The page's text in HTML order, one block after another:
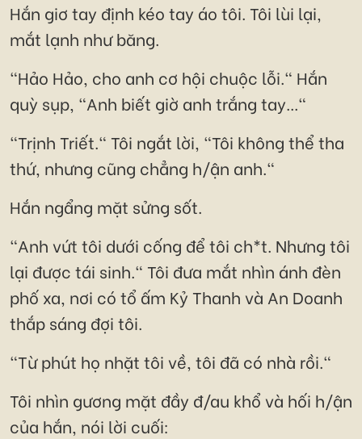
Hắn giơ tay định kéo tay áo tôi. Tôi lùi lại,
mắt lạnh như băng.
"Hảo Hảo, cho anh cơ hội chuộc lỗi." Hắn
quỳ sụp, "Anh biết giờ anh trắng tay..."
"Trịnh Triết." Tôi ngắt lời, "Tôi không thể tha
thứ, nhưng cũng chẳng h/ận anh."
Hắn ngẩng mặt sửng sốt.
"Anh vứt tôi dưới cống để tôi ch*t. Nhưng tôi
lại được tái sinh." Tôi đưa mắt nhìn ánh đèn
phố xa, nơi có tổ ấm Kỷ Thanh và An Doanh
thắp sáng đợi tôi.
"Từ phút họ nhặt tôi về, tôi đã có nhà rồi."
Tôi nhìn gương mặt đầy đ/au khổ và hối h/ận
của hắn, nói lời cuối: